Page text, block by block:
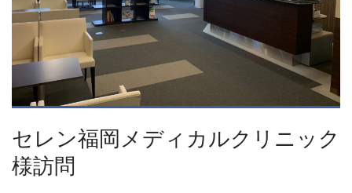
セレン福岡メディカルクリニック
様訪問